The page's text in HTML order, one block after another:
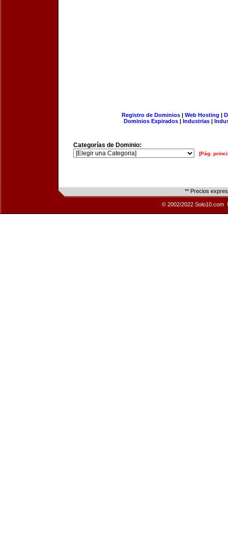
Registro de Dominios| Web Hosting |
Dominios Expirados | Industrias |
Categorías de Dominio:
[Pág.
** Precios
© 2002/2022 Solo10.com